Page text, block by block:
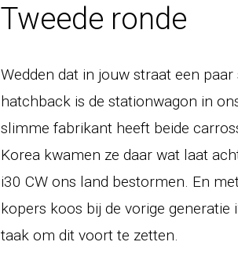
Tweede ronde
Wedden dat in jouw straat een
hatchback is de stationwagon in
slimme fabrikant heeft beide
Korea kwamen ze daar wat laat
i30 CW ons land bestormen. En
kopers koos bij de vorige
taak om dit voort te zetten.